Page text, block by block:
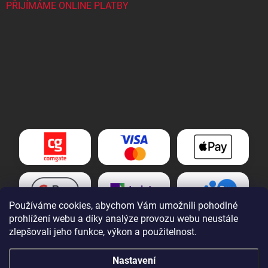
Používáme cookies, abychom Vám umožnili pohodlné
prohlížení webu a díky analýze provozu webu neustále
zlepšovali jeho funkce, výkon a použitelnost.
Nastavení
PŘIJÍMÁME ONLINE PLATBY